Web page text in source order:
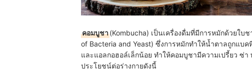
คอมบูชา(Kombucha) เป็นเครื่องดื่มที่มีการหมักด้วยใบ
of Bacteria and Yeast) ซึ่งการหมักทำให้น้ำตาลถูกแบ
และแอลกอฮอล์เล็กน้อย ทำให้คอมบูชามีความเปรี้ยว ซ่า
ประโยชน์ต่อร่างกายดังนี้